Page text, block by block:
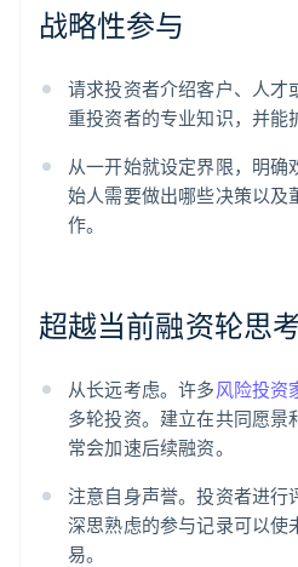
战略性参与
请求投资者介绍客户、人才
重投资者的专业知识，并能
从一开始就设定界限，明确
始人需要做出哪些决策以及
作。
超越当前融资轮思
从长远考虑。许多风险投资
多轮投资。建立在共同愿景
常会加速后续融资。
注意自身声誉。投资者进行
深思熟虑的参与记录可以使
易。